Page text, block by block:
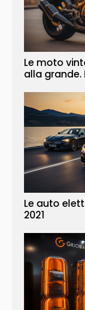
Le moto
alla grande.
Le auto
2021